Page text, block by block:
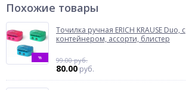
Похожие товары
%
Точилка ручная ERICH KRAUSE Duo, с
контейнером, ассорти, блистер
99.00 руб.
80.00 руб.